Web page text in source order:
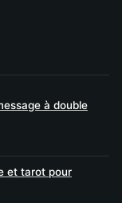
à double
et tarot pour